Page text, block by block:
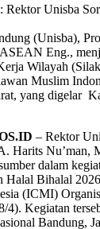
(Unisba),
Eng.,
Wilayah
Muslim
yang digelar
– Rektor
Harits Nu’man,
dalam
Bihalal
(ICMI)
Kegiatan
Bandung,